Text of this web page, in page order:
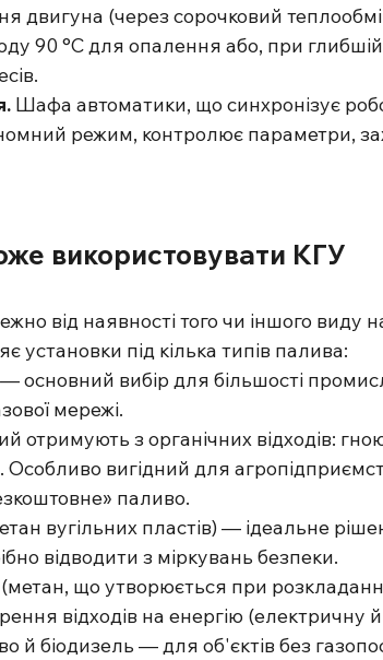
двигуна (через сорочковий
90 °C для опалення або, при глибшій
Шафа автоматики, що синхронізує
режим, контролює параметри,
використовувати КГУ
від наявності того чи іншого виду
під кілька типів палива:
— основний вибір для більшості
мережі.
який отримують з органічних відходів:
Особливо вигідний для
паливо.
(метан вугільних пластів) — ідеальне
відводити з міркувань безпеки.
що утворюється при
відходів на енергію (електричну
й біодизель — для об'єктів без